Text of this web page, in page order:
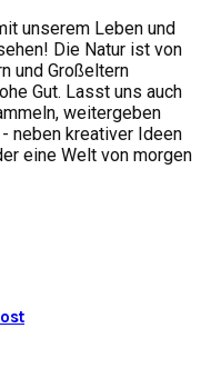
unserem Leben und
Die Natur ist von
und Großeltern
Gut. Lasst uns auch
weitergeben
- neben kreativer Ideen
eine Welt von morgen